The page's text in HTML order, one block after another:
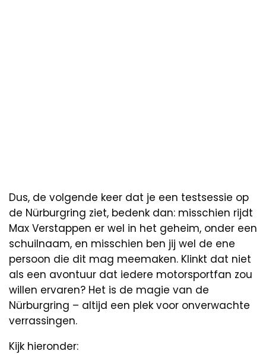
Dus, de volgende keer dat je een testsessie op
de Nürburgring ziet, bedenk dan: misschien rijdt
Max Verstappen er wel in het geheim, onder een
schuilnaam, en misschien ben jij wel de ene
persoon die dit mag meemaken. Klinkt dat niet
als een avontuur dat iedere motorsportfan zou
willen ervaren? Het is de magie van de
Nürburgring – altijd een plek voor onverwachte
verrassingen.
Kijk hieronder: